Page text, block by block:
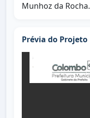
Munhoz da Rocha.
Prévia do Projeto